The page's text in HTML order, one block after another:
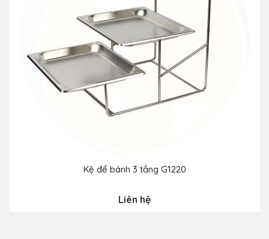
Kệ để bánh 3 tầng G1220
Liên hệ